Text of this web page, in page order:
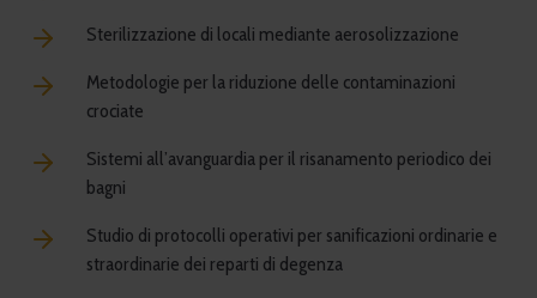
Sterilizzazione di locali mediante aerosolizzazione
Metodologie per la riduzione delle contaminazioni
crociate
Sistemi all’avanguardia per il risanamento periodico dei
bagni
Studio di protocolli operativi per sanificazioni ordinarie e
straordinarie dei reparti di degenza